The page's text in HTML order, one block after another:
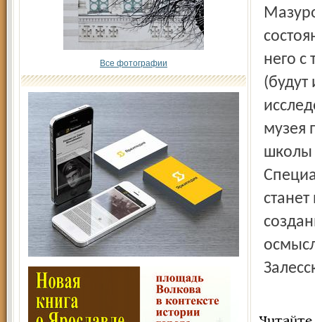
Все фотографии
него с
(будут
музея
школы